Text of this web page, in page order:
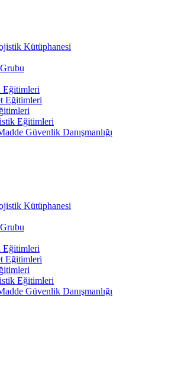
Kütüphanesi
Eğitimleri
Eğitimleri
Eğitimleri
Güvenlik Danışmanlığı
Kütüphanesi
Eğitimleri
Eğitimleri
Eğitimleri
Güvenlik Danışmanlığı